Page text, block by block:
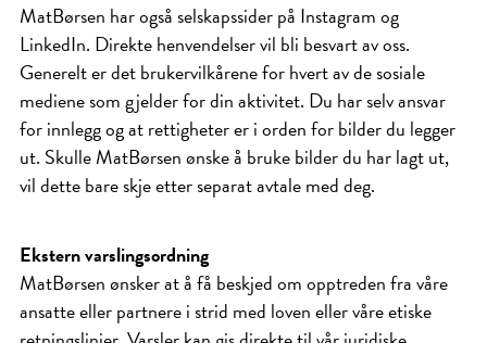
MatBørsen har også selskapssider på Instagram og
LinkedIn. Direkte henvendelser vil bli besvart av oss.
Generelt er det brukervilkårene for hvert av de sosiale
mediene som gjelder for din aktivitet. Du har selv ansvar
for innlegg og at rettigheter er i orden for bilder du legger
ut. Skulle MatBørsen ønske å bruke bilder du har lagt ut,
vil dette bare skje etter separat avtale med deg.
Ekstern varslingsordning
MatBørsen ønsker at å få beskjed om opptreden fra våre
ansatte eller partnere i strid med loven eller våre etiske